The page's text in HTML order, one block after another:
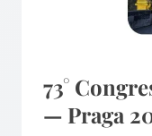
73°
— Praga